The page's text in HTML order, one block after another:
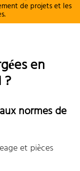
de projets et les
en
?
normes de
et pièces